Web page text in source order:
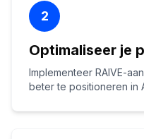
2
Optimaliseer je
Implementeer RAIVE-
beter te positioneren in